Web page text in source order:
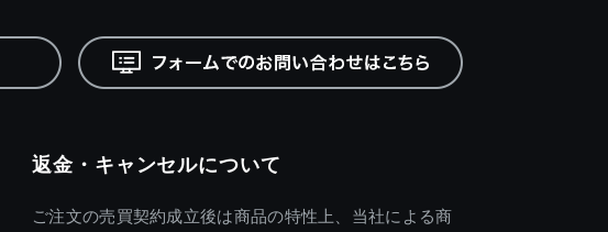
返金・キャンセルについて
ご注文の売買契約成立後は商品の特性上、当社による商